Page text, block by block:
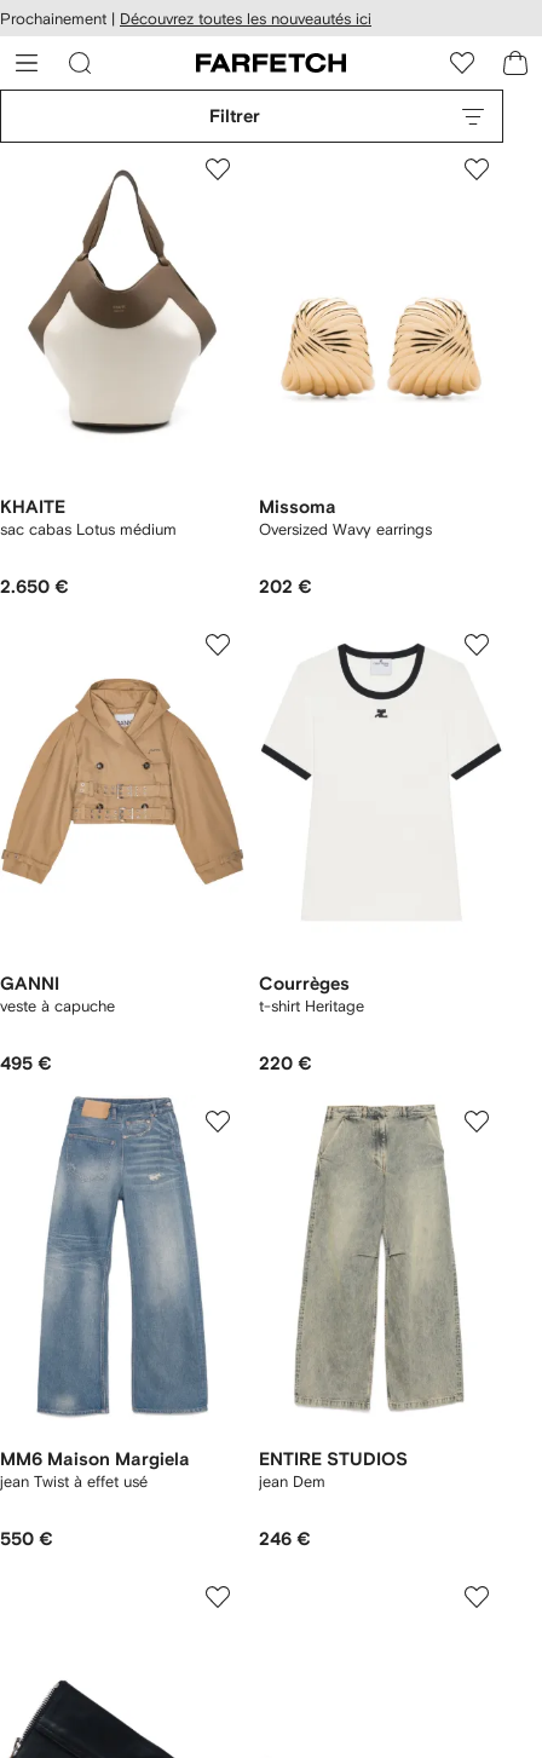
au
principal
Prochainement | Découvrez toutes les nouveautés ici
Filtrer
KHAITE
sac cabas Lotus médium
2.650 €
Missoma
Oversized Wavy earrings
202 €
GANNI
veste à capuche
495 €
Courrèges
t-shirt Heritage
220 €
MM6 Maison Margiela
jean Twist à effet usé
550 €
ENTIRE STUDIOS
jean Dem
246 €